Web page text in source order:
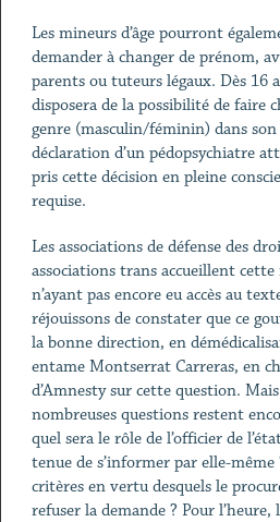
Les mineurs d’âge pourront
demander à changer de prénom,
parents ou tuteurs légaux. Dès 16
disposera de la possibilité de faire
genre (masculin/féminin) dans son
déclaration d’un pédopsychiatre
pris cette décision en pleine
requise.
Les associations de défense des
associations trans accueillent cette
n’ayant pas encore eu accès au
réjouissons de constater que ce
la bonne direction, en
entame Montserrat Carreras, en
d’Amnesty sur cette question.
nombreuses questions restent
quel sera le rôle de l’officier de
tenue de s’informer par elle-même
critères en vertu desquels le
refuser la demande ? Pour